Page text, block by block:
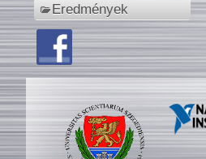
Eredmények